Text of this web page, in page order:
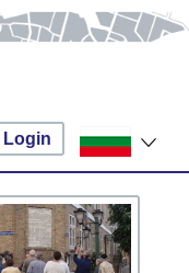
Login